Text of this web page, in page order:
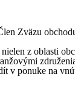
z oblasti
v ponuke na